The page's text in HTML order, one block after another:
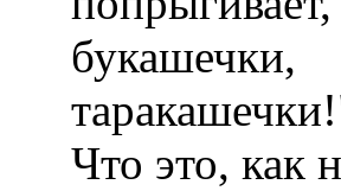
букашечки,
Что это, как